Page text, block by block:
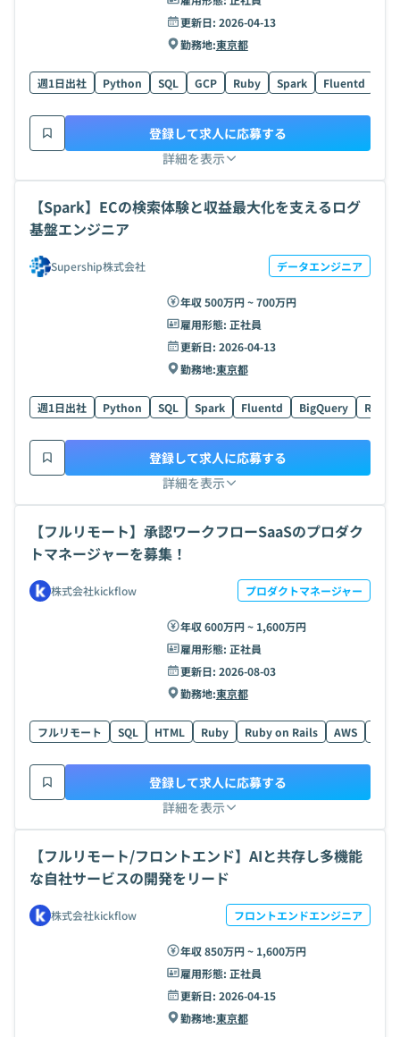
更新日: 2026-04-13
勤務地:東京都
週1日出社 Python SQL GCP Ruby Spark Fluentd
詳細を表示
登録して求人に応募する
【Spark】ECの検索体験と収益最大化を支えるログ
基盤エンジニア
Supership株式会社 データエンジニア
年収 500万円 ~ 700万円
雇用形態: 正社員
更新日: 2026-04-13
勤務地:東京都
週1日出社 Python SQL Spark Fluentd BigQuery
詳細を表示
登録して求人に応募する
【フルリモート】承認ワークフローSaaSのプロダク
トマネージャーを募集！
株式会社kickflow プロダクトマネージャー
年収 600万円 ~ 1,600万円
雇用形態: 正社員
更新日: 2026-08-03
勤務地:東京都
フルリモート SQL HTML Ruby Ruby on Rails AWS
詳細を表示
登録して求人に応募する
【フルリモート/フロントエンド】AIと共存し多機能
な自社サービスの開発をリード
株式会社kickflow フロントエンドエンジニア
年収 850万円 ~ 1,600万円
雇用形態: 正社員
更新日: 2026-04-15
勤務地:東京都